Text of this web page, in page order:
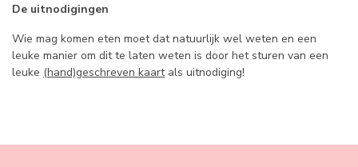
De uitnodigingen
Wie mag komen eten moet dat natuurlijk wel weten en een
leuke manier om dit te laten weten is door het sturen van een
leuke (hand)geschreven kaartals uitnodiging!